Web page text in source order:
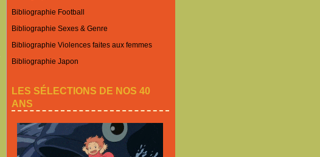
Bibliographie Football
Bibliographie Sexes & Genre
Bibliographie Violences faites aux femmes
Bibliographie Japon
LES SÉLECTIONS DE NOS 40
ANS